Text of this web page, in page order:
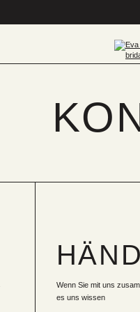
Wenn Sie mit uns
es uns wissen